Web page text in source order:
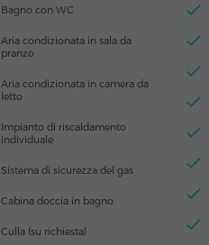
Bagno con WC
Aria condizionata in sala da
pranzo
Aria condizionata in camera da
letto
Impianto di riscaldamento
individuale
Sistema di sicurezza del gas
Cabina doccia in bagno
Culla (su richiesta)